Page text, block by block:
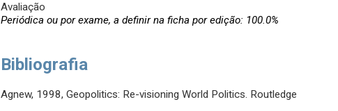
Avaliação
Periódica ou por exame, a definir na ficha por edição: 100.0%
Bibliografia
Agnew, 1998, Geopolitics: Re-visioning World Politics. Routledge